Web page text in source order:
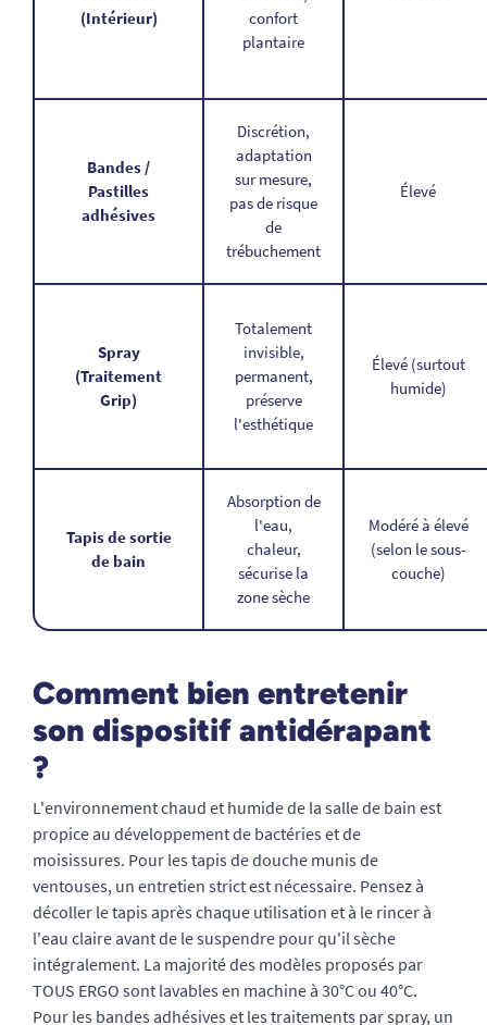
(Intérieur)
confort
plantaire
Bandes /
Pastilles
adhésives
Discrétion,
adaptation
sur mesure,
pas de risque
de
trébuchement
Élevé
Spray
(Traitement
Grip)
Totalement
invisible,
permanent,
préserve
l'esthétique
Élevé (surtout
humide)
Tapis de sortie
de bain
Absorption de
l'eau,
chaleur,
sécurise la
zone sèche
Modéré à élevé
(selon le sous-
couche)
Comment bien entretenir
son dispositif antidérapant
?
L'environnement chaud et humide de la salle de bain est
propice au développement de bactéries et de
moisissures. Pour les tapis de douche munis de
ventouses, un entretien strict est nécessaire. Pensez à
décoller le tapis après chaque utilisation et à le rincer à
l'eau claire avant de le suspendre pour qu'il sèche
intégralement. La majorité des modèles proposés par
TOUS ERGO sont lavables en machine à 30°C ou 40°C.
Pour les bandes adhésives et les traitements par spray, un